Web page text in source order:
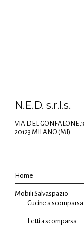
N.E.D. s.r.l.s.
VIA DEL GONFALONE,3
20123 MILANO (MI)
Home
Mobili Salvaspazio
Cucine a scomparsa
Letti a scomparsa